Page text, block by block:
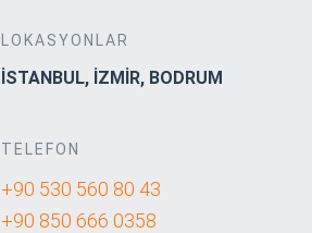
LOKASYONLAR
İSTANBUL, İZMİR, BODRUM
TELEFON
+90 530 560 80 43
+90 850 666 0358